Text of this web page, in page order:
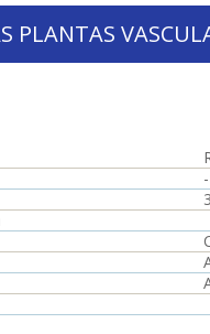
PLANTAS
3